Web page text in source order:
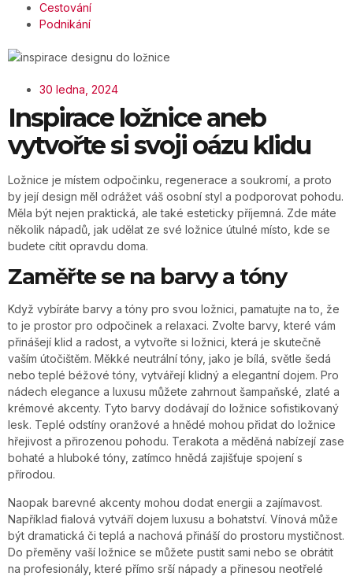
Cestování
Podnikání
30 ledna, 2024
Inspirace ložnice aneb
vytvořte si svoji oázu klidu
Ložnice je místem odpočinku, regenerace a soukromí, a proto
by její design měl odrážet váš osobní styl a podporovat pohodu.
Měla být nejen praktická, ale také esteticky příjemná. Zde máte
několik nápadů, jak udělat ze své ložnice útulné místo, kde se
budete cítit opravdu doma.
Zaměřte se na barvy a tóny
Když vybíráte barvy a tóny pro svou ložnici, pamatujte na to, že
to je prostor pro odpočinek a relaxaci. Zvolte barvy, které vám
přinášejí klid a radost, a vytvořte si ložnici, která je skutečně
vaším útočištěm. Měkké neutrální tóny, jako je bílá, světle šedá
nebo teplé béžové tóny, vytvářejí klidný a elegantní dojem. Pro
nádech elegance a luxusu můžete zahrnout šampaňské, zlaté a
krémové akcenty. Tyto barvy dodávají do ložnice sofistikovaný
lesk. Teplé odstíny oranžové a hnědé mohou přidat do ložnice
hřejivost a přirozenou pohodu. Terakota a měděná nabízejí zase
bohaté a hluboké tóny, zatímco hnědá zajišťuje spojení s
přírodou.
Naopak barevné akcenty mohou dodat energii a zajímavost.
Například fialová vytváří dojem luxusu a bohatství. Vínová může
být dramatická či teplá a nachová přináší do prostoru mystičnost.
Do přeměny vaší ložnice se můžete pustit sami nebo se obrátit
na profesionály, které přímo srší nápady a přinesou neotřelé